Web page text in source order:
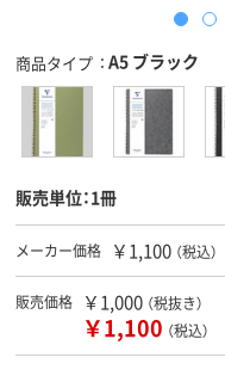
商品タイプ A5 ブラック
販売単位：1冊
メーカー価格 ￥1,100 （税込）
販売価格 ￥1,000 （税抜き）
￥1,100 （税込）